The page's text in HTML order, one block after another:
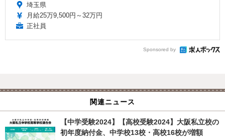
埼玉県
月給25万9,500円～32万円
正社員
Sponsored by
関連ニュース
【中学受験2024】【高校受験2024】大阪私立校の
初年度納付金、中学校13校・高校16校が増額